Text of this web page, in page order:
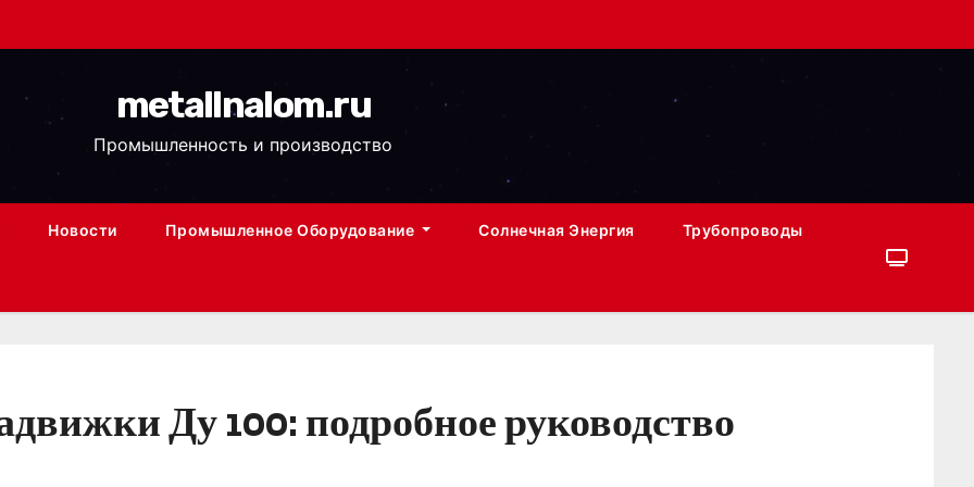
metallnalom.ru
Промышленность и производство
Новости Промышленное Оборудование Солнечная Энергия Трубопроводы
Ду 100: подробное руководство